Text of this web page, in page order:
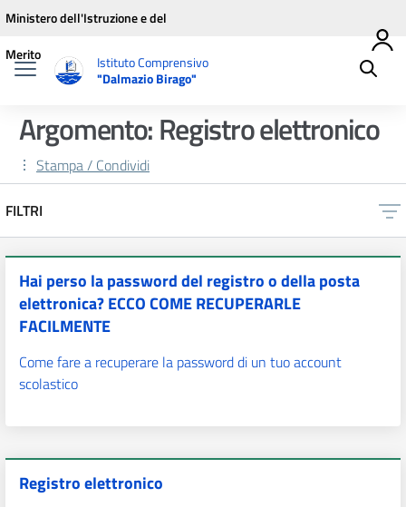
Vai ai contenuti
Vai al menu di navigazione
Vai al footer
Ministero dell'Istruzione e del
Merito
Istituto Comprensivo
"Dalmazio Birago"
Argomento: Registro elettronico
Stampa / Condividi
FILTRI
Hai perso la password del registro o della posta
elettronica? ECCO COME RECUPERARLE
FACILMENTE
Come fare a recuperare la password di un tuo account
scolastico
Registro elettronico